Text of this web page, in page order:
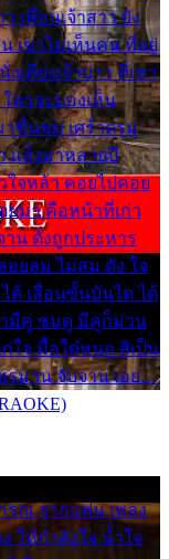
เพื่อนเจ้าสาว ยัง
เขาไม่เห็นคน ที่อยู่
เคียงเจ้าบ่าว ที่เขา
ใครจะมองเห็น
าขื่นขม เศร้าตรม
แล้งมาหลายปี
ใจหล้า คอยไปคอย
ยมา คือหน้าที่เก่า
าน ดั่งถูกประหาร
อยลม ไม่สม ดัง ใจ
ด้ เลื่อนขั้นบันได ได้
ามีคู่ ซมดู มีคู่ก็ม่วน
ใจ มื้อใด๋หนอ สิเป็น
รมาน จับจาน เอย…
รุณ จากแฟน เพลง
ให้กำลังใจ น้ำใจ